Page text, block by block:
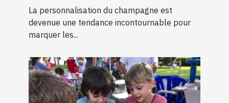
spéciales ?
La personnalisation du champagne est
devenue une tendance incontournable pour
marquer les...